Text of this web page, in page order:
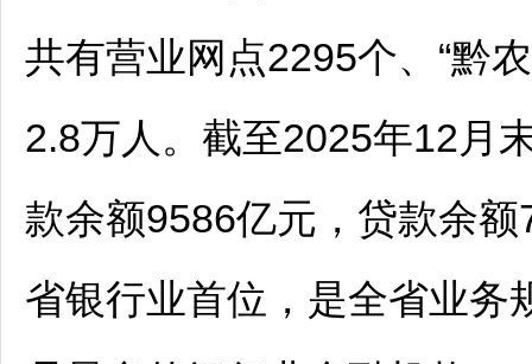
共有营业网点2295个、“黔
2.8万人。截至2025年12月
款余额9586亿元，贷款余
省银行业首位，是全省业务